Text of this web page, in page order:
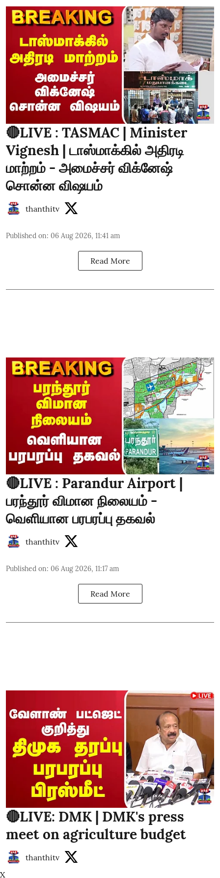
🔴LIVE : TASMAC | Minister
Vignesh | டாஸ்மாக்கில் அதிரடி
மாற்றம் - அமைச்சர் விக்னேஷ்
சொன்ன விஷயம்
thanthitv
Published on: 06 Aug 2026, 11:41 am
Read More
🔴LIVE : Parandur Airport |
பரந்தூர் விமான நிலையம் -
வெளியான பரபரப்பு தகவல்
thanthitv
Published on: 06 Aug 2026, 11:17 am
Read More
🔴LIVE: DMK | DMK's press
meet on agriculture budget
thanthitv
X